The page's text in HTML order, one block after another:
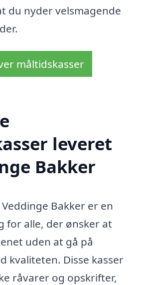
du nyder velsmagende
måltidskasser
leveret
Bakker
Bakker er en
for alle, der ønsker at
uden at gå på
kvaliteten. Disse kasser
råvarer og opskrifter,